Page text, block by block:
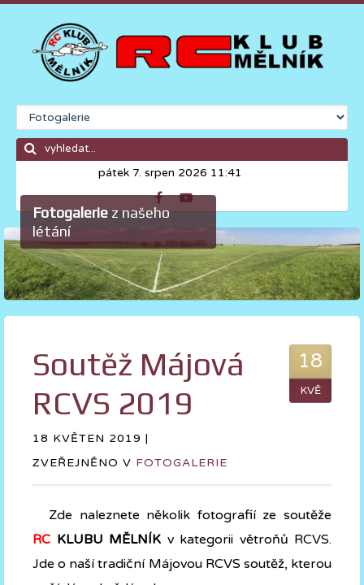
pátek 7. srpen 2026 11:41
Fotogaleriez našeho
létání
18
KVĚ
Soutěž Májová
RCVS 2019
18 KVĚTEN 2019 |
ZVEŘEJNĚNO V FOTOGALERIE
Zde naleznete několik fotografií ze soutěže
RC KLUBU MĚLNÍK v kategorii větroňů RCVS.
Jde o naší tradiční Májovou RCVS soutěž, kterou